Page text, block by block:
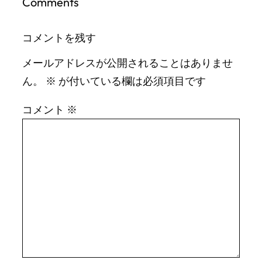
コメントを残す
メールアドレスが公開されることはありませ
ん。
※ が付いている欄は必須項目です
コメント ※